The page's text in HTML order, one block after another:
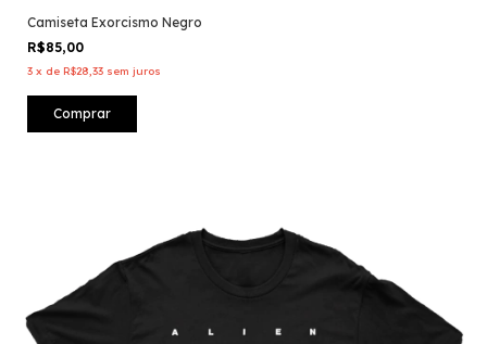
Camiseta Exorcismo Negro
R$85,00
3 x de R$28,33 sem juros
Comprar